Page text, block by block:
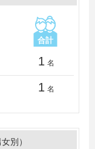
1 名
1 名
別）